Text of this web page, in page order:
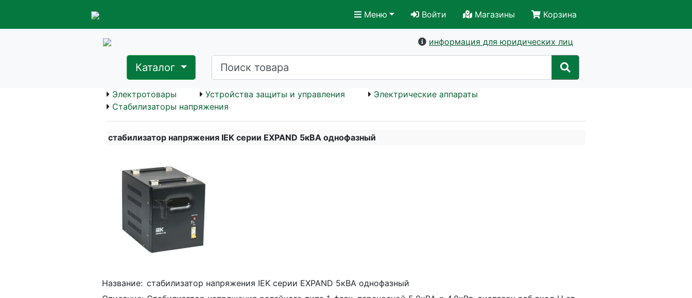
Меню Войти Магазины Корзина
информация для юридических лиц
Каталог
Электротовары Устройства защиты и управления
Электрические аппараты
Стабилизаторы напряжения
стабилизатор напряжения IEK серии EXPAND 5кВА однофазный
Название: стабилизатор напряжения IEK серии EXPAND 5кВА однофазный